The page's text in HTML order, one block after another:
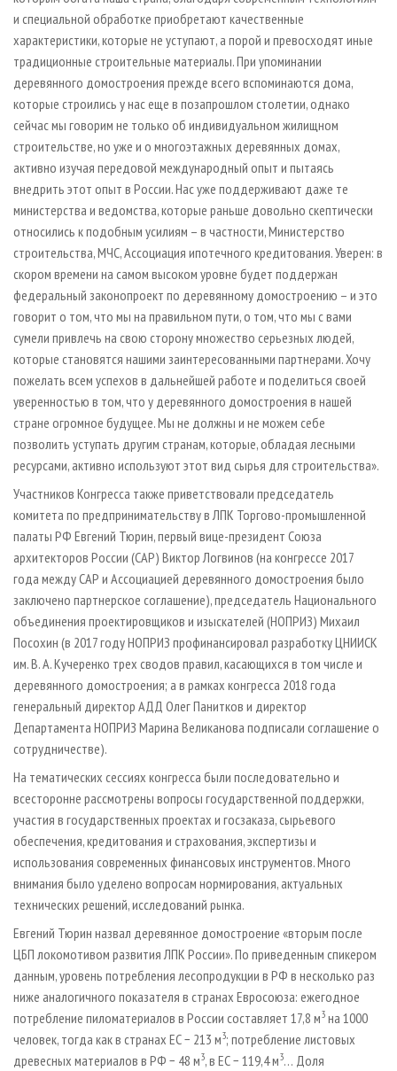
и специальной обработке приобретают качественные
характеристики, которые не уступают, а порой и превосходят иные
традиционные строительные материалы. При упоминании
деревянного домостроения прежде всего вспоминаются дома,
которые строились у нас еще в позапрошлом столетии, однако
сейчас мы говорим не только об индивидуальном жилищном
строительстве, но уже и о многоэтажных деревянных домах,
активно изучая передовой международный опыт и пытаясь
внедрить этот опыт в России. Нас уже поддерживают даже те
министерства и ведомства, которые раньше довольно скептически
относились к подобным усилиям – в частности, Министерство
строительства, МЧС, Ассоциация ипотечного кредитования. Уверен: в
скором времени на самом высоком уровне будет поддержан
федеральный законопроект по деревянному домостроению – и это
говорит о том, что мы на правильном пути, о том, что мы с вами
сумели привлечь на свою сторону множество серьезных людей,
которые становятся нашими заинтересованными партнерами. Хочу
пожелать всем успехов в дальнейшей работе и поделиться своей
уверенностью в том, что у деревянного домостроения в нашей
стране огромное будущее. Мы не должны и не можем себе
позволить уступать другим странам, которые, обладая лесными
ресурсами, активно используют этот вид сырья для строительства».
Участников Конгресса также приветствовали председатель
комитета по предпринимательству в ЛПК Торгово-промышленной
палаты РФ Евгений Тюрин, первый вице-президент Союза
архитекторов России (САР) Виктор Логвинов (на конгрессе 2017
года между САР и Ассоциацией деревянного домостроения было
заключено партнерское соглашение), председатель Национального
объединения проектировщиков и изыскателей (НОПРИЗ) Михаил
Посохин (в 2017 году НОПРИЗ профинансировал разработку ЦНИИСК
им. В. А. Кучеренко трех сводов правил, касающихся в том числе и
деревянного домостроения; а в рамках конгресса 2018 года
генеральный директор АДД Олег Панитков и директор
Департамента НОПРИЗ Марина Великанова подписали соглашение о
сотрудничестве).
На тематических сессиях конгресса были последовательно и
всесторонне рассмотрены вопросы государственной поддержки,
участия в государственных проектах и госзаказа, сырьевого
обеспечения, кредитования и страхования, экспертизы и
использования современных финансовых инструментов. Много
внимания было уделено вопросам нормирования, актуальных
технических решений, исследований рынка.
Евгений Тюрин назвал деревянное домостроение «вторым после
ЦБП локомотивом развития ЛПК России». По приведенным спикером
данным, уровень потребления лесопродукции в РФ в несколько раз
ниже аналогичного показателя в странах Евросоюза: ежегодное
потребление пиломатериалов в России составляет 17,8 м3 на 1000
человек, тогда как в странах ЕС − 213 м3; потребление листовых
древесных материалов в РФ − 48 м3, в ЕС − 119,4 м3… Доля